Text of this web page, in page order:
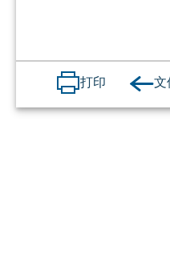
打印 文